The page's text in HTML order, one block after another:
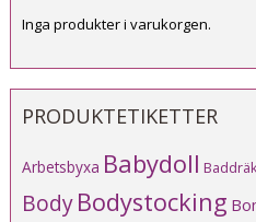
Inga produkter i varukorgen.
PRODUKTETIKETTER
Arbetsbyxa Babydoll
BodyBodystocking